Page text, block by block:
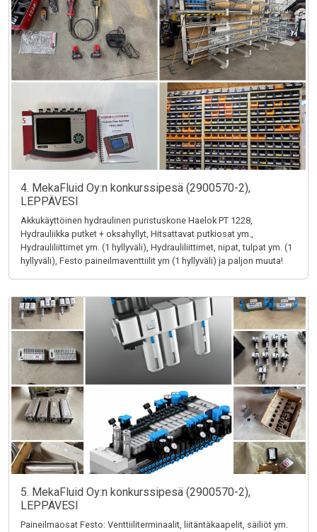
4. MekaFluid Oy:n konkurssipesä (2900570-2),
LEPPÄVESI
Akkukäyttöinen hydraulinen puristuskone Haelok PT 1228,
Hydrauliikka putket + oksahyllyt, Hitsattavat putkiosat ym.,
Hydrauliliittimet ym. (1 hyllyväli), Hydrauliliittimet, nipat, tulpat ym. (1
hyllyväli), Festo paineilmaventtiilit ym (1 hyllyväli) ja paljon muuta!
5. MekaFluid Oy:n konkurssipesä (2900570-2),
LEPPÄVESI
Paineilmaosat Festo: Venttiiliterminaalit, liitäntäkaapelit, säiliöt ym.